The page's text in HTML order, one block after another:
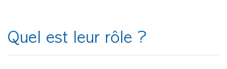
Quel est leur rôle ?